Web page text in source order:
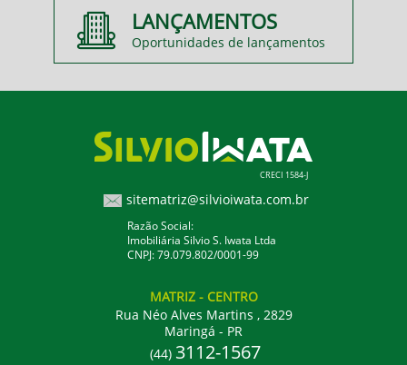
LANÇAMENTOS
Oportunidades de lançamentos
CRECI 1584-J
sitematriz@silvioiwata.com.br
Razão Social:
Imobiliária Silvio S. Iwata Ltda
CNPJ: 79.079.802/0001-99
MATRIZ - CENTRO
Rua Néo Alves Martins , 2829
Maringá - PR
(44) 3112-1567